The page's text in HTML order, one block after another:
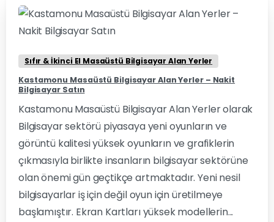
0 0
Sıfır & İkinci El Masaüstü Bilgisayar Alan Yerler
Kastamonu Masaüstü Bilgisayar Alan Yerler – Nakit
Bilgisayar Satın
Kastamonu Masaüstü Bilgisayar Alan Yerler olarak
Bilgisayar sektörü piyasaya yeni oyunların ve
görüntü kalitesi yüksek oyunların ve grafiklerin
çıkmasıyla birlikte insanların bilgisayar sektörüne
olan önemi gün geçtikçe artmaktadır. Yeni nesil
bilgisayarlar iş için değil oyun için üretilmeye
başlamıştır. Ekran Kartları yüksek modellerin...